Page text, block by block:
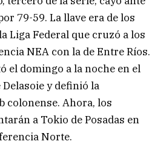
79-59. La llave era de los
Liga Federal que cruzó a los
NEA con la de Entre Ríos.
el domingo a la noche en el
y definió la
colonense. Ahora, los
a Tokio de Posadas en
Norte.